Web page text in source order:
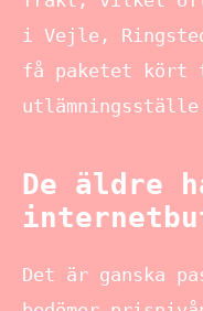
i Vejle,
få paketet
De äldre
Det är ganska